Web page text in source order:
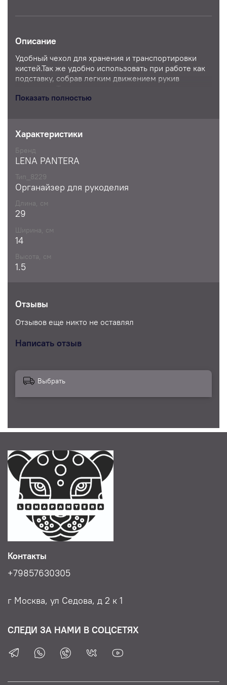
Описание
Удобный чехол для хранения и транспортировки
кистей.Так же удобно использовать при работе как
подставку, собрав легким движением рукив
загрязнения. Собирается и раскладывается в одно
Размер чехла в сложенном виде: 29*15*2 см
Показать полностью
Характеристики
Бренд
LENA PANTERA
Тип_8229
Органайзер для рукоделия
Длина, см
29
Ширина, см
14
Высота, см
1.5
Отзывы
Отзывов еще никто не оставлял
Написать отзыв
Выбрать
Контакты
+79857630305
г Москва, ул Седова, д 2 к 1
СЛЕДИ ЗА НАМИ В СОЦСЕТЯХ